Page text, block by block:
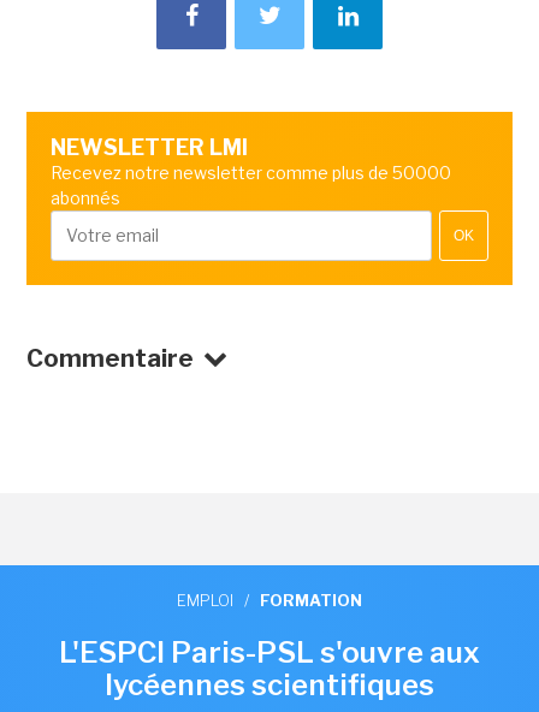
NEWSLETTER LMI
Recevez notre newsletter comme plus de 50000
abonnés
OK
Commentaire
EMPLOI / FORMATION
L'ESPCI Paris-PSL s'ouvre aux
lycéennes scientifiques